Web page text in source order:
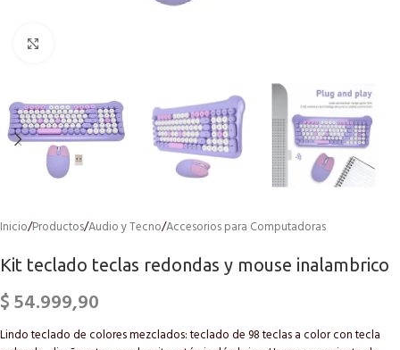
Inicio/Productos/Audio y Tecno/Accesorios para Computadoras
Kit teclado teclas redondas y mouse inalambrico
$54.999,90
Lindo teclado de colores mezclados: teclado de 98 teclas a color con tecla